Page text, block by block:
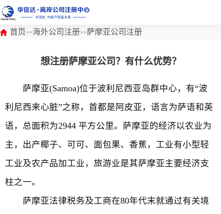
首页>>海外公司注册>>萨摩亚公司注册
想注册萨摩亚公司？有什么优势？
萨摩亚(Samoa)位于波利尼西亚岛群中心，有“波
利尼西来心脏”之称，首都是阿皮亚，语言为萨语和英
语，总面积为2944 平方公里。萨摩亚的经济以农业为
主，出产椰子、可可、面包果、香蕉，工业有小型轻
工业及农产品加工业，旅游业是其萨摩亚主要经济支
柱之一。
萨摩亚法律税务及工商在80年代末就通过有关境